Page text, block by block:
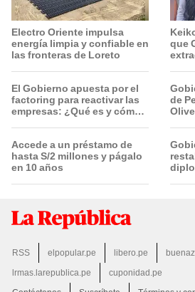
Electro Oriente impulsa
energía limpia y confiable en
las fronteras de Loreto
El Gobierno apuesta por el
factoring para reactivar las
empresas: ¿Qué es y cómo
Accede a un préstamo de
hasta S/2 millones y págalo
en 10 años
que
de
RSS elpopular.pe libero.pe
lrmas.larepublica.pe
cuponidad.pe